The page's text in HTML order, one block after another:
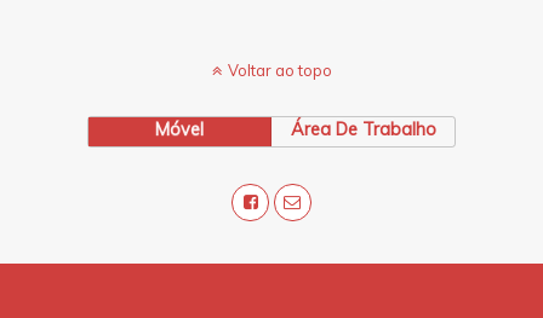
Voltar ao topo
Móvel Área De Trabalho